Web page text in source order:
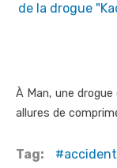
de la drogue
À Man, une drogue
allures de
Tag: